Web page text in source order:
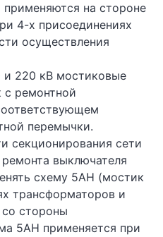
на стороне
4-х присоединениях
осуществления
и 220 кВ мостиковые
ремонтной
перемычки.
секционирования сети
выключателя
схему 5АН (мостик
трансформаторов и
стороны
5АН применяется при